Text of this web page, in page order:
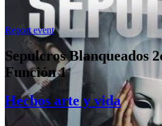
Report event
Sepulcros Blanqueados
Función 1
Hechos arte y vida